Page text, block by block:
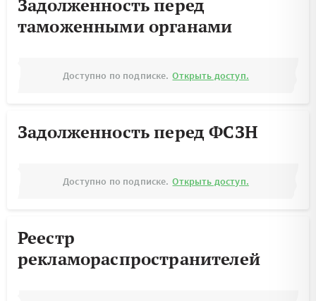
Задолженность перед
таможенными органами
Доступно по подписке. Открыть доступ.
Задолженность перед ФСЗН
Доступно по подписке. Открыть доступ.
Реестр
рекламораспространителей